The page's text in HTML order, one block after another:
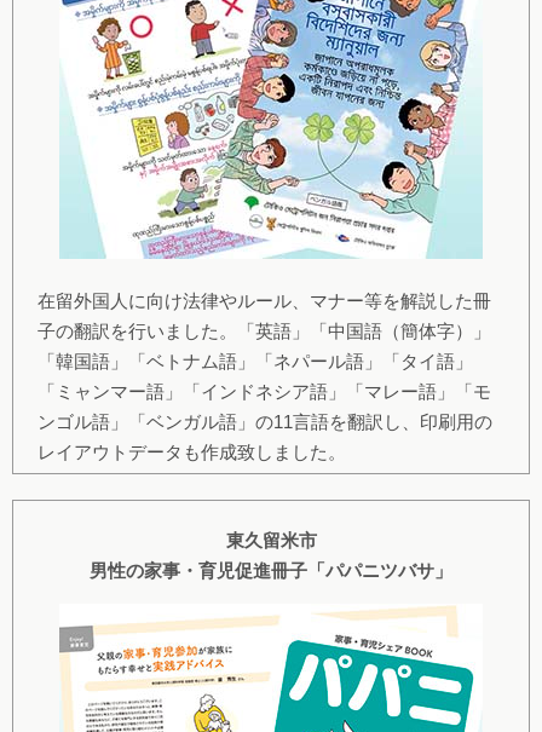
在留外国人に向け法律やルール、マナー等を解説した冊
子の翻訳を行いました。「英語」「中国語（簡体字）」
「韓国語」「ベトナム語」「ネパール語」「タイ語」
「ミャンマー語」「インドネシア語」「マレー語」「モ
ンゴル語」「ベンガル語」の11言語を翻訳し、印刷用の
レイアウトデータも作成致しました。
東久留米市
男性の家事・育児促進冊子「パパニツバサ」